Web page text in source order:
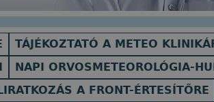
TÁJÉKOZTATÓ A METEO
NAPI ORVOSMETEOROLÓGIA-
A FRONT-ÉRTESÍTŐRE